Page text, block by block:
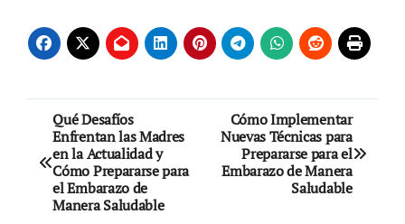
Navegación
de
entradas
Qué Desafíos
Enfrentan las Madres
en la Actualidad y
Cómo Prepararse para
el Embarazo de
Manera Saludable
Cómo Implementar
Nuevas Técnicas para
Prepararse para el
Embarazo de Manera
Saludable